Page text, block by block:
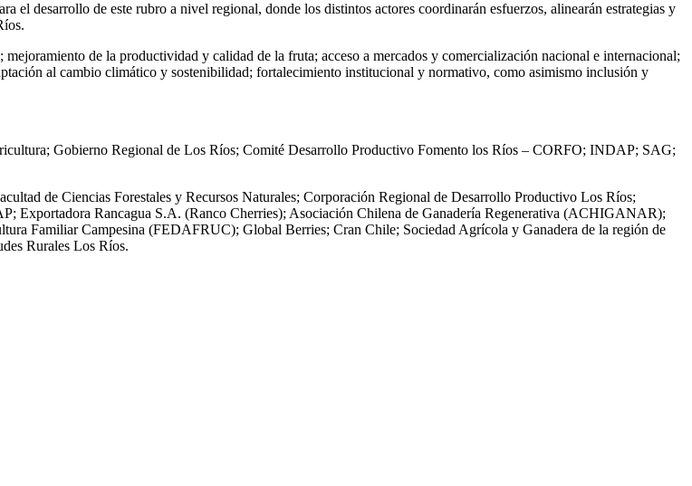
desarrollo de este rubro a nivel regional, donde los distintos actores coordinarán esfuerzos, alinearán estrategias y
de la productividad y calidad de la fruta; acceso a mercados y comercialización nacional e internacional;
al cambio climático y sostenibilidad; fortalecimiento institucional y normativo, como asimismo inclusión y
Gobierno Regional de Los Ríos; Comité Desarrollo Productivo Fomento los Ríos – CORFO; INDAP; SAG;
de Ciencias Forestales y Recursos Naturales; Corporación Regional de Desarrollo Productivo Los Ríos;
Exportadora Rancagua S.A. (Ranco Cherries); Asociación Chilena de Ganadería Regenerativa (ACHIGANAR);
Familiar Campesina (FEDAFRUC); Global Berries; Cran Chile; Sociedad Agrícola y Ganadera de la región de
Rurales Los Ríos.